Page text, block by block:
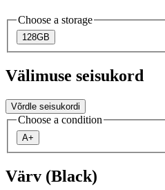
Choose a storage
128GB
Välimuse seisukord
Võrdle seisukordi
Choose a condition
A+
Värv (Black)